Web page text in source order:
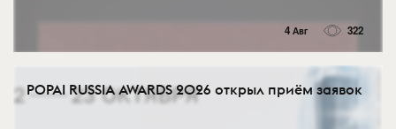
4 Авг 322
POPAI RUSSIA AWARDS 2026 открыл приём заявок